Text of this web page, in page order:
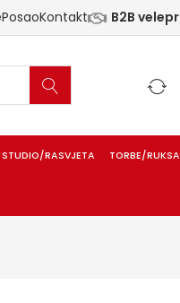
PosaoKontakt B2B
STUDIO/RASVJETA TORBE/